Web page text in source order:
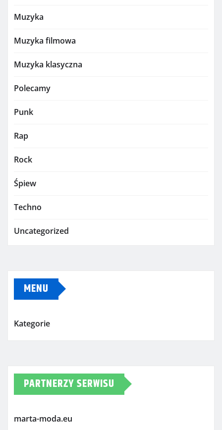
Muzyka
Muzyka filmowa
Muzyka klasyczna
Polecamy
Punk
Rap
Rock
Śpiew
Techno
Uncategorized
MENU
Kategorie
PARTNERZY SERWISU
marta-moda.eu